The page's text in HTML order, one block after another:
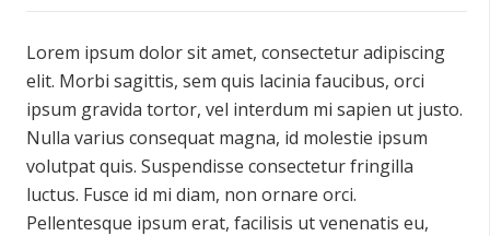
Lorem ipsum dolor sit amet, consectetur adipiscing
elit. Morbi sagittis, sem quis lacinia faucibus, orci
ipsum gravida tortor, vel interdum mi sapien ut justo.
Nulla varius consequat magna, id molestie ipsum
volutpat quis. Suspendisse consectetur fringilla
luctus. Fusce id mi diam, non ornare orci.
Pellentesque ipsum erat, facilisis ut venenatis eu,